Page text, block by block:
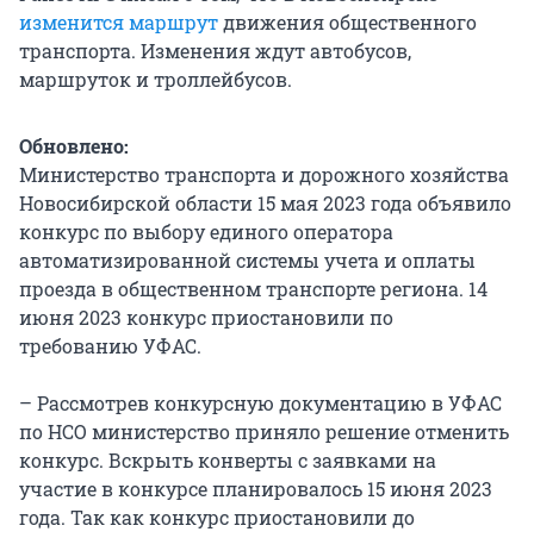
изменится маршрутдвижения общественного
транспорта. Изменения ждут автобусов,
маршруток и троллейбусов.
Обновлено:
Министерство транспорта и дорожного хозяйства
Новосибирской области 15 мая 2023 года объявило
конкурс по выбору единого оператора
автоматизированной системы учета и оплаты
проезда в общественном транспорте региона. 14
июня 2023 конкурс приостановили по
требованию УФАС.
– Рассмотрев конкурсную документацию в УФАС
по НСО министерство приняло решение отменить
конкурс. Вскрыть конверты с заявками на
участие в конкурсе планировалось 15 июня 2023
года. Так как конкурс приостановили до